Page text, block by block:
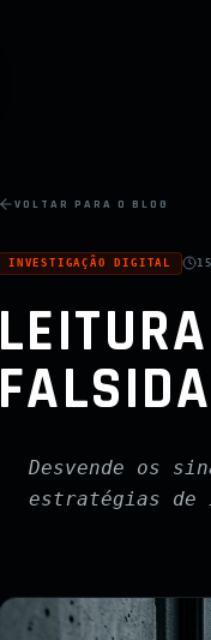
VOLTAR PARA O BLOG
INVESTIGAÇÃO DIGITAL
Desvende os
estratégias